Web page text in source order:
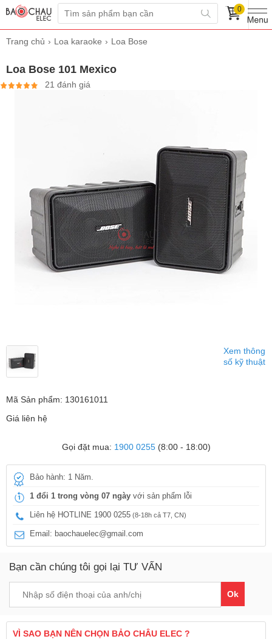
0
Trang chủ Loa karaoke Loa Bose
Loa Bose 101 Mexico
21 đánh giá
Xem thông
số kỹ thuật
Mã Sản phẩm: 130161011
Giá liên hệ
Gọi đặt mua: 1900 0255(8:00 - 18:00)
Bảo hành: 1 Năm.
1 đổi 1 trong vòng 07 ngày với sản phẩm lỗi
Liên hệ HOTLINE 1900 0255 (8-18h cả T7, CN)
Email: baochauelec@gmail.com
Bạn cần chúng tôi gọi lại TƯ VẤN
Ok
VÌ SAO BẠN NÊN CHỌN BẢO CHÂU ELEC ?